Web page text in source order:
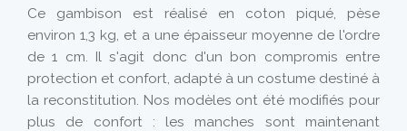
Ce gambison est réalisé en coton piqué, pèse
environ 1,3 kg, et a une épaisseur moyenne de l'ordre
de 1 cm. Il s'agit donc d'un bon compromis entre
protection et confort, adapté à un costume destiné à
la reconstitution. Nos modèles ont été modifiés pour
plus de confort : les manches sont maintenant